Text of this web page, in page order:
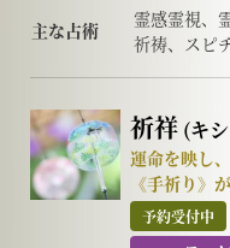
離婚、夫婦
教育、介護
主な占術
霊感霊視、
祈祷、スピ
ど
祈祥 (キ
運命を映し
《手祈り》
予約受付中